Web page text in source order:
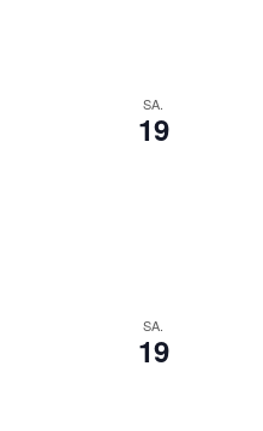
SA.
19
SA.
19